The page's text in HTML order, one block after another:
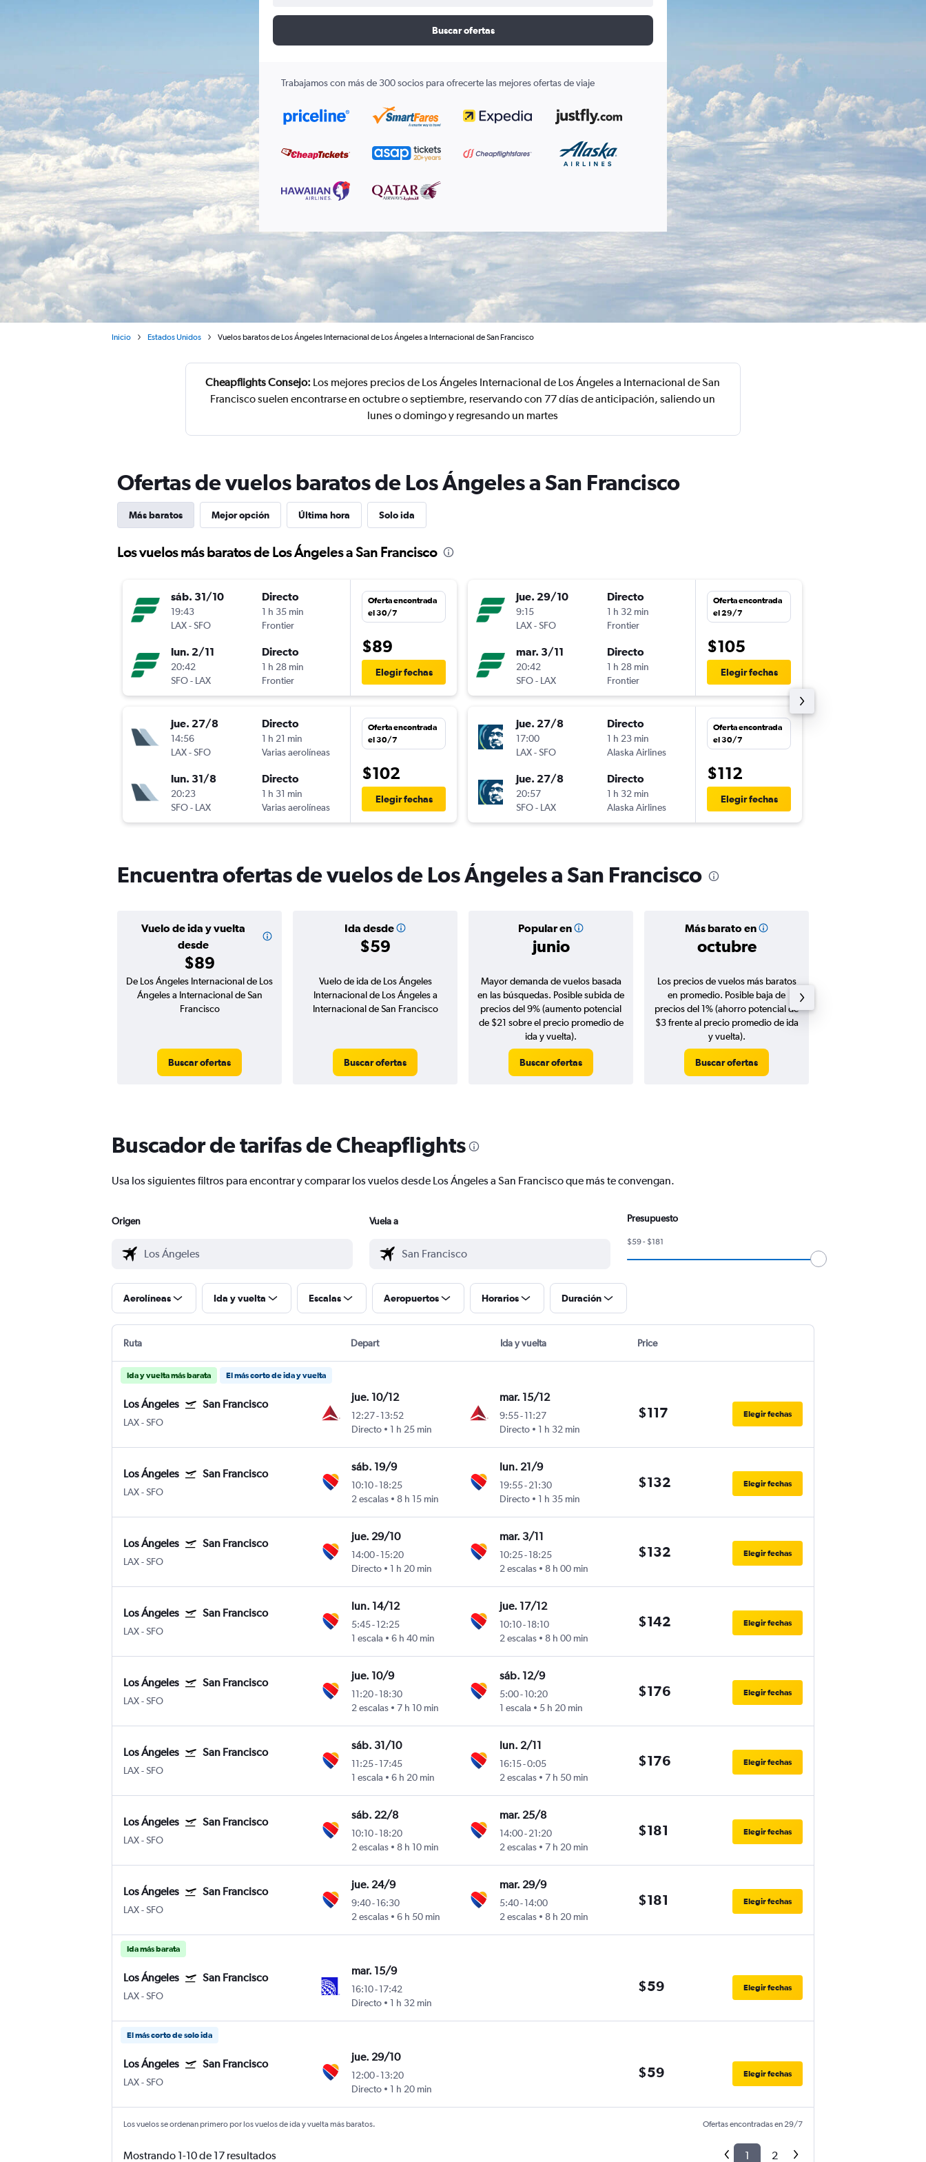
Buscar ofertas
Trabajamos con más de 300 socios para ofrecerte las mejores ofertas de viaje
Inicio Estados Unidos Vuelos baratos de Los Ángeles Internacional de Los Ángeles a Internacional de San Francisco
Cheapflights Consejo: Los mejores precios de Los Ángeles Internacional de Los Ángeles a Internacional de San
Francisco suelen encontrarse en octubre o septiembre, reservando con 77 días de anticipación, saliendo un
lunes o domingo y regresando un martes
Ofertas de vuelos baratos de Los Ángeles a San Francisco
Más baratos Mejor opción Última hora Solo ida
Los vuelos más baratos de Los Ángeles a San Francisco
sáb. 31/10
19:43
LAX-SFO
Directo
1 h 35 min
Frontier
lun. 2/11
20:42
SFO- LAX
Directo
1 h 28 min
Frontier
Oferta encontrada
el 30/7
$89
Elegir fechas
jue. 27/8
14:56
LAX-SFO
Directo
1 h 21 min
Varias aerolíneas
lun. 31/8
20:23
SFO- LAX
Directo
1 h 31 min
Varias aerolíneas
Oferta encontrada
el 30/7
$102
Elegir fechas
jue. 29/10
9:15
LAX-SFO
Directo
1 h 32 min
Frontier
mar. 3/11
20:42
SFO- LAX
Directo
1 h 28 min
Frontier
Oferta encontrada
el 29/7
$105
Elegir fechas
jue. 27/8
17:00
LAX-SFO
Directo
1 h 23 min
Alaska Airlines
jue. 27/8
20:57
SFO- LAX
Directo
1 h 32 min
Alaska Airlines
Oferta encontrada
el 30/7
$112
Elegir fechas
Encuentra ofertas de vuelos de Los Ángeles a San Francisco
Vuelo de ida y vuelta
desde
$89
Ida desde
$59
Popular en
junio
Más barato en
octubre
De Los Ángeles Internacional de Los
Ángeles a Internacional de San
Francisco
Buscar ofertas
Vuelo de ida de Los Ángeles
Internacional de Los Ángeles a
Internacional de San Francisco
Buscar ofertas
Mayor demanda de vuelos basada
en las búsquedas. Posible subida de
precios del 9% (aumento potencial
de $21 sobre el precio promedio de
ida y vuelta).
Buscar ofertas
Los precios de vuelos más baratos
en promedio. Posible baja de
precios del 1% (ahorro potencial de
$3 frente al precio promedio de ida
y vuelta).
Buscar ofertas
Buscador de tarifas de Cheapflights
Usa los siguientes filtros para encontrar y comparar los vuelos desde Los Ángeles a San Francisco que más te convengan.
Origen Vuela a Presupuesto
$59 - $181
Aerolíneas Ida y vuelta Escalas Aeropuertos Horarios Duración
Ruta Depart Ida y vuelta Price
Ida y vuelta más barata El más corto de ida y vuelta
Los Ángeles San Francisco
LAX-SFO
jue. 10/12
12:27-13:52
Directo
1 h 25 min
mar. 15/12
9:55-11:27
Directo
1 h 32 min
$117 Elegir fechas
Los Ángeles San Francisco
LAX-SFO
sáb. 19/9
10:10-18:25
2 escalas
8 h 15 min
lun. 21/9
19:55-21:30
Directo
1 h 35 min
$132 Elegir fechas
Los Ángeles San Francisco
LAX-SFO
jue. 29/10
14:00-15:20
Directo
1 h 20 min
mar. 3/11
10:25-18:25
2 escalas
8 h 00 min
$132 Elegir fechas
Los Ángeles San Francisco
LAX-SFO
lun. 14/12
5:45-12:25
1 escala
6 h 40 min
jue. 17/12
10:10-18:10
2 escalas
8 h 00 min
$142 Elegir fechas
Los Ángeles San Francisco
LAX-SFO
jue. 10/9
11:20-18:30
2 escalas
7 h 10 min
sáb. 12/9
5:00-10:20
1 escala
5 h 20 min
$176 Elegir fechas
Los Ángeles San Francisco
LAX-SFO
sáb. 31/10
11:25-17:45
1 escala
6 h 20 min
lun. 2/11
16:15-0:05
2 escalas
7 h 50 min
$176 Elegir fechas
Los Ángeles San Francisco
LAX-SFO
sáb. 22/8
10:10-18:20
2 escalas
8 h 10 min
mar. 25/8
14:00-21:20
2 escalas
7 h 20 min
$181 Elegir fechas
Los Ángeles San Francisco
LAX-SFO
jue. 24/9
9:40-16:30
2 escalas
6 h 50 min
mar. 29/9
5:40-14:00
2 escalas
8 h 20 min
$181 Elegir fechas
Ida más barata
Los Ángeles San Francisco
LAX-SFO
mar. 15/9
16:10-17:42
Directo
1 h 32 min
$59 Elegir fechas
El más corto de solo ida
Los Ángeles San Francisco
LAX-SFO
jue. 29/10
12:00-13:20
Directo
1 h 20 min
$59 Elegir fechas
Los vuelos se ordenan primero por los vuelos de ida y vuelta más baratos. Ofertas encontradas en 29/7
Mostrando 1-10 de 17 resultados 1 2